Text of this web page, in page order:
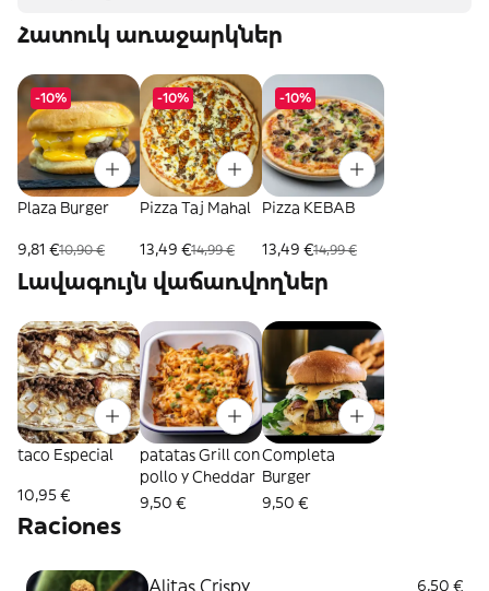
Հատուկ առաջարկներ
-10%
Plaza Burger
9,81 €10,90 €
-10%
Pizza Taj Mahal
13,49 €14,99 €
-10%
Pizza KEBAB
13,49 €14,99 €
Լավագույն վաճառվողներ
taco Especial
10,95 €
patatas Grill con
pollo y Cheddar
9,50 €
Completa
Burger
9,50 €
Raciones
Alitas Crispy
6,50 €